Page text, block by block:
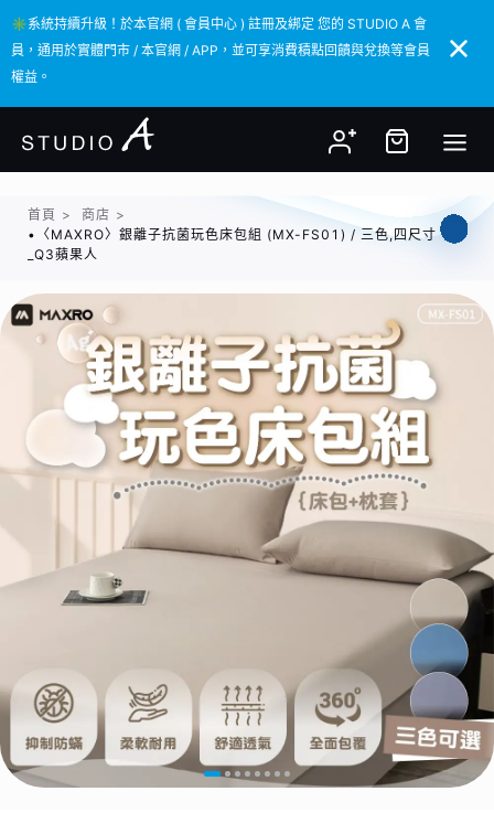
✳️系統持續升級！於本官網 ( 會員中心 ) 註冊及綁定 您的 STUDIO A 會
員，通用於實體門市 / 本官網 / APP，並可享消費積點回饋與兌換等會員
權益。
✳️系統持續升級！於本官網 ( 會員中心 ) 註冊及綁定 您的 STUDIO A 會
員，通用於實體門市 / 本官網 / APP，並可享消費積點回饋與兌換等會員
權益。
首頁 > 商店 >
•〈MAXRO〉銀離子抗菌玩色床包組 (MX-FS01) / 三色,四尺寸
_Q3蘋果人